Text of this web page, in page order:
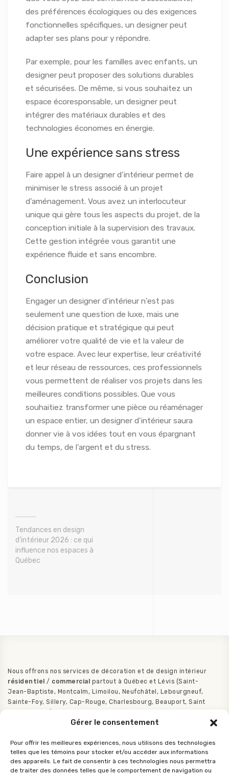
Gérer le consentement
Pour offrir les meilleures expériences, nous utilisons des technologies
telles que les témoins pour stocker et/ou accéder aux informations
des appareils. Le fait de consentir à ces technologies nous permettra
de traiter des données telles que le comportement de navigation ou
des préférences écologiques ou des exigences
fonctionnelles spécifiques, un designer peut
adapter ses plans pour y répondre.
Par exemple, pour les familles avec enfants, un
designer peut proposer des solutions durables
et sécurisées. De même, si vous souhaitez un
espace écoresponsable, un designer peut
intégrer des matériaux durables et des
technologies économes en énergie.
Une expérience sans stress
Faire appel à un designer d’intérieur permet de
minimiser le stress associé à un projet
d’aménagement. Vous avez un interlocuteur
unique qui gère tous les aspects du projet, de la
conception initiale à la supervision des travaux.
Cette gestion intégrée vous garantit une
expérience fluide et sans encombre.
Conclusion
Engager un designer d’intérieur n’est pas
seulement une question de luxe, mais une
décision pratique et stratégique qui peut
améliorer votre qualité de vie et la valeur de
votre espace. Avec leur expertise, leur créativité
et leur réseau de ressources, ces professionnels
vous permettent de réaliser vos projets dans les
meilleures conditions possibles. Que vous
souhaitiez transformer une pièce ou réaménager
un espace entier, un designer d’intérieur saura
donner vie à vos idées tout en vous épargnant
du temps, de l’argent et du stress.
Tendances en design
d’intérieur 2026 : ce qui
influence nos espaces à
Québec
Nous offrons nos services de décoration et de design intérieur
résidentiel / commercial partout à Québec et Lévis (Saint-
Jean-Baptiste, Montcalm, Limoilou, Neufchâtel, Lebourgneuf,
Sainte-Foy, Sillery, Cap-Rouge, Charlesbourg, Beauport, Saint